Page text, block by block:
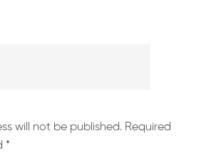
will not be published. Required
*